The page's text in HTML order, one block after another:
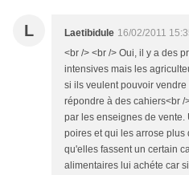
L Laetibidule 16/02/2011
<br /> <br /> Oui, il y a des
intensives mais les
si ils veulent pouvoir
répondre à des cahiers<br /
par les enseignes de
poires et qui les arrose
qu'elles fassent un certain
alimentaires lui achéte car